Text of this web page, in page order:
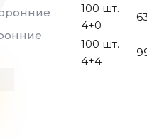
100 шт.
4+0
100 шт.
4+4